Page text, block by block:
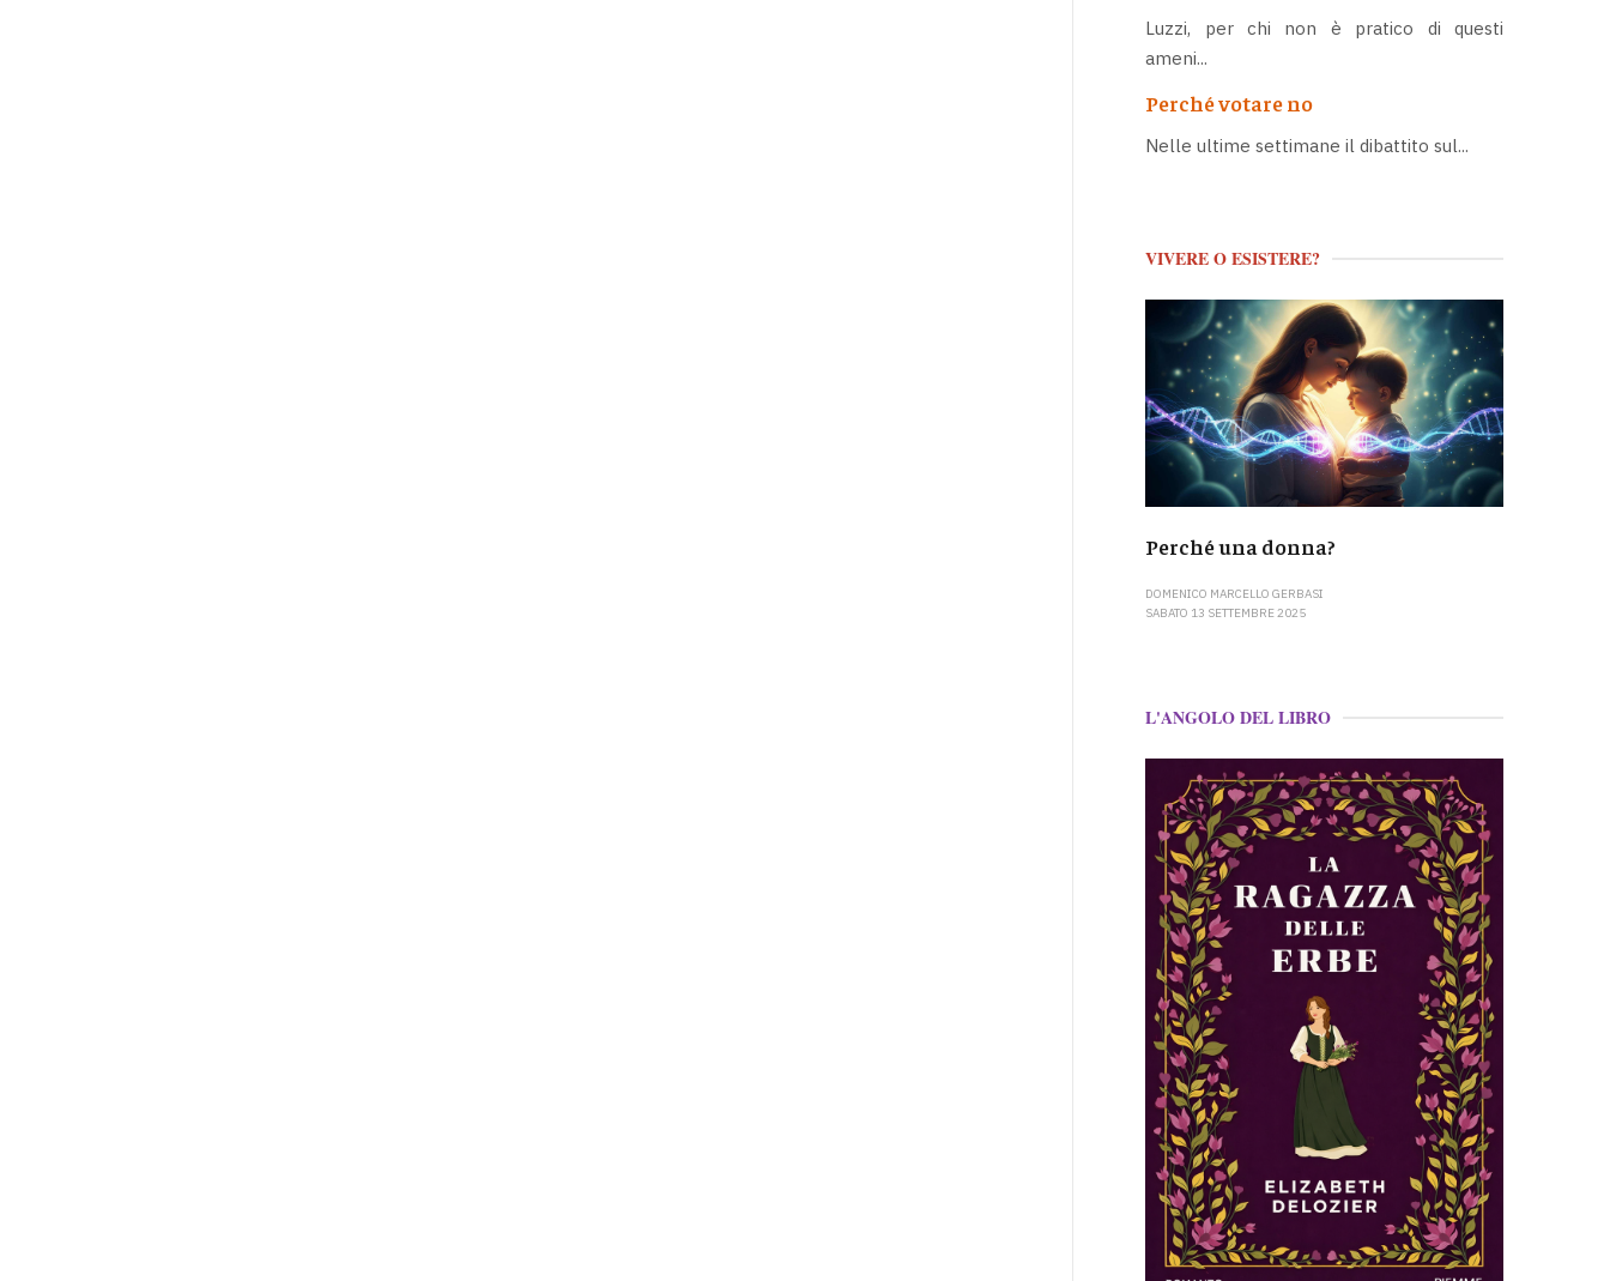
Luzzi, per chi non è pratico di questi
ameni...
Perché votare no
Nelle ultime settimane il dibattito sul...
VIVERE O ESISTERE?
Perché una donna?
DOMENICO MARCELLO GERBASI
SABATO 13 SETTEMBRE 2025
L'ANGOLO DEL LIBRO